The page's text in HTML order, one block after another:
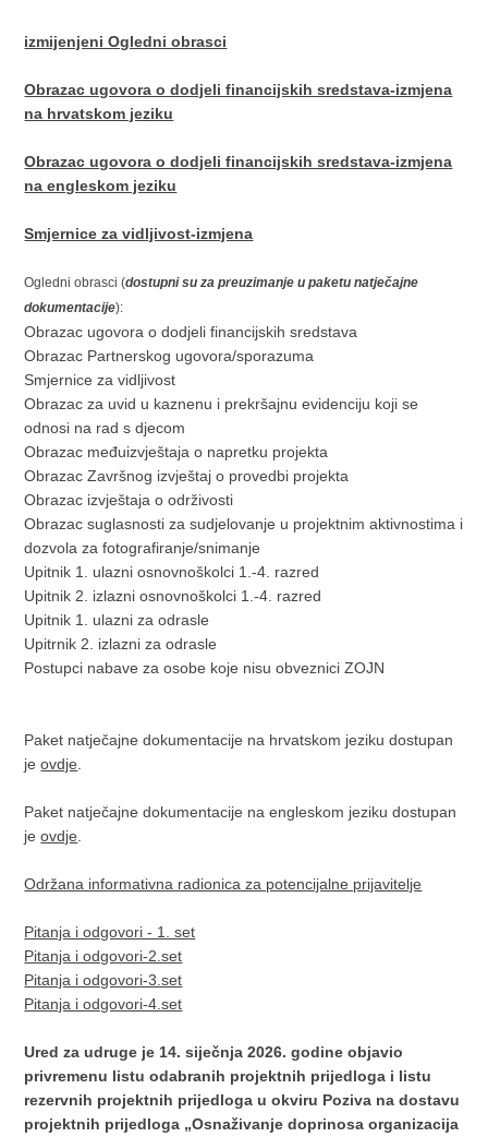
izmijenjeni Ogledni obrasci
Obrazac ugovora o dodjeli financijskih sredstava-izmjena
na hrvatskom jeziku
Obrazac ugovora o dodjeli financijskih sredstava-izmjena
na engleskom jeziku
Smjernice za vidljivost-izmjena
Ogledni obrasci (dostupni su za preuzimanje u paketu natječajne
dokumentacije):
Obrazac ugovora o dodjeli financijskih sredstava
Obrazac Partnerskog ugovora/sporazuma
Smjernice za vidljivost
Obrazac za uvid u kaznenu i prekršajnu evidenciju koji se
odnosi na rad s djecom
Obrazac međuizvještaja o napretku projekta
Obrazac Završnog izvještaj o provedbi projekta
Obrazac izvještaja o održivosti
Obrazac suglasnosti za sudjelovanje u projektnim aktivnostima i
dozvola za fotografiranje/snimanje
Upitnik 1. ulazni osnovnoškolci 1.-4. razred
Upitnik 2. izlazni osnovnoškolci 1.-4. razred
Upitnik 1. ulazni za odrasle
Upitrnik 2. izlazni za odrasle
Postupci nabave za osobe koje nisu obveznici ZOJN
Paket natječajne dokumentacije na hrvatskom jeziku dostupan
jeovdje
Paket natječajne dokumentacije na engleskom jeziku dostupan
jeovdje
Održana informativna radionica za potencijalne prijavitelje
Pitanja i odgovori - 1. set
Pitanja i odgovori-2.set
Pitanja i odgovori-3.set
Pitanja i odgovori-4.set
Ured za udruge je 14. siječnja 2026. godine objavio
privremenu listu odabranih projektnih prijedloga i listu
rezervnih projektnih prijedloga u okviru Poziva na dostavu
projektnih prijedloga „Osnaživanje doprinosa organizacija